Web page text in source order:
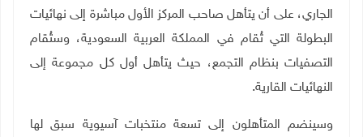
الجاري، على أن يتأهل صاحب المركز الأول مباشرة إلى نهائيات
البطولة التي تُقام في المملكة العربية السعودية، وستُقام
التصفيات بنظام التجمع، حيث يتأهل أول كل مجموعة إلى
النهائيات القارية.
وسينضم المتأهلون إلى تسعة منتخبات آسيوية سبق لها